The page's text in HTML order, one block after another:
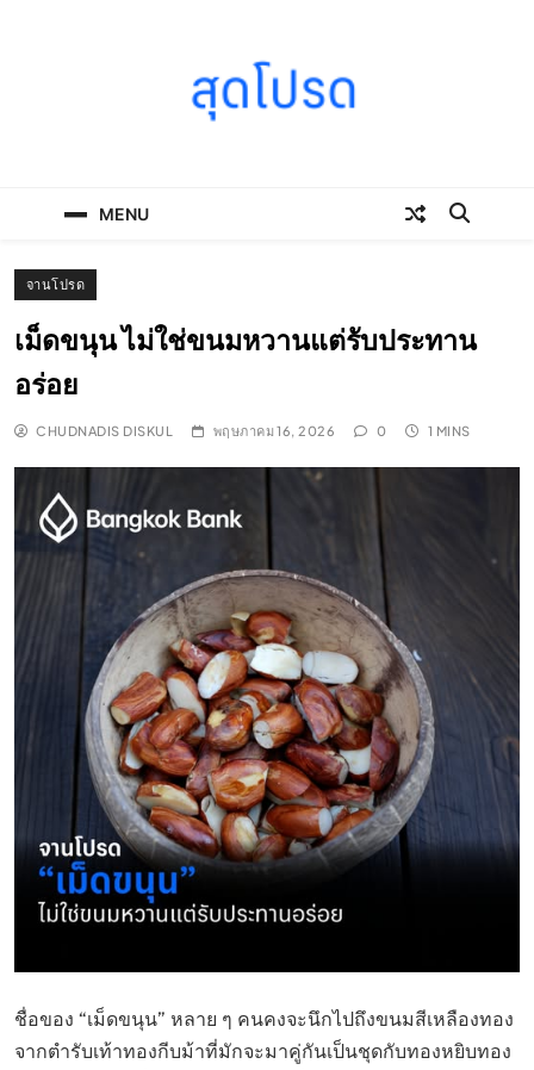
MENU
จานโปรด
เม็ดขนุน ไม่ใช่ขนมหวานแต่รับประทาน
อร่อย
CHUDNADIS DISKUL พฤษภาคม 16, 2026 0 1 MINS
ชื่อของ “เม็ดขนุน” หลาย ๆ คนคงจะนึกไปถึงขนมสีเหลืองทอง
จากตำรับเท้าทองกีบม้าที่มักจะมาคู่กันเป็นชุดกับทองหยิบทอง